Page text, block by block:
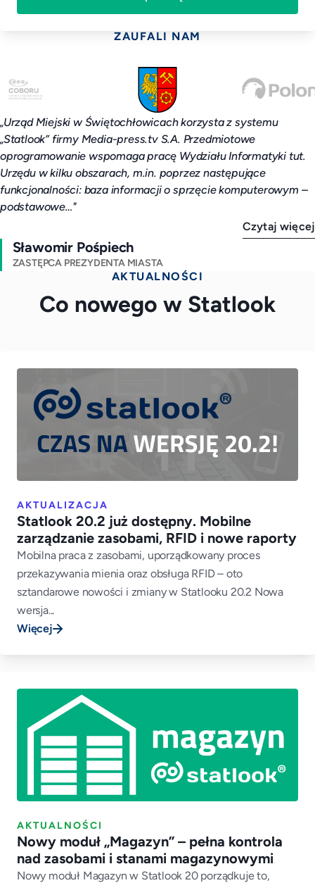
ZAUFALI NAM
„Urząd Miejski w Świętochłowicach korzysta z systemu
„Statlook” firmy Media-press.tv S.A. Przedmiotowe
oprogramowanie wspomaga pracę Wydziału Informatyki tut.
Urzędu w kilku obszarach, m.in. poprzez następujące
funkcjonalności: baza informacji o sprzęcie komputerowym –
podstawowe…"
Czytaj więcej
Sławomir Pośpiech
ZASTĘPCA PREZYDENTA MIASTA
AKTUALNOŚCI
Co nowego w Statlook
AKTUALIZACJA
Statlook 20.2 już dostępny. Mobilne
zarządzanie zasobami, RFID i nowe raporty
Mobilna praca z zasobami, uporządkowany proces
przekazywania mienia oraz obsługa RFID – oto
sztandarowe nowości i zmiany w Statlooku 20.2 Nowa
wersja...
Więcej
AKTUALNOŚCI
Nowy moduł „Magazyn” – pełna kontrola
nad zasobami i stanami magazynowymi
Nowy moduł Magazyn w Statlook 20 porządkuje to,